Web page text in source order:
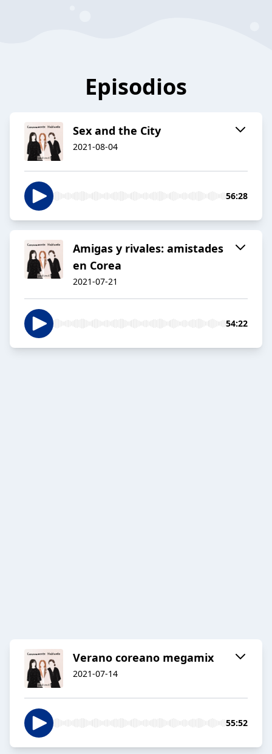
Episodios
Sex and the City
2021-08-04
56:28
Amigas y rivales: amistades
en Corea
2021-07-21
54:22
Verano coreano megamix
2021-07-14
55:52